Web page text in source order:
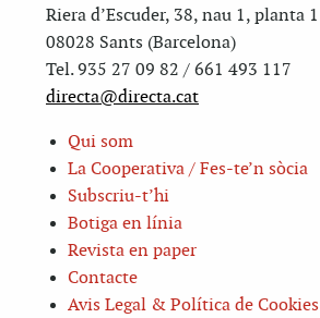
Riera d’Escuder, 38, nau 1, planta 1
08028 Sants (Barcelona)
Tel. 935 27 09 82 / 661 493 117
directa@directa.cat
Qui som
La Cooperativa / Fes-te’n sòcia
Subscriu-t’hi
Botiga en línia
Revista en paper
Contacte
Avis Legal & Política de Cookies